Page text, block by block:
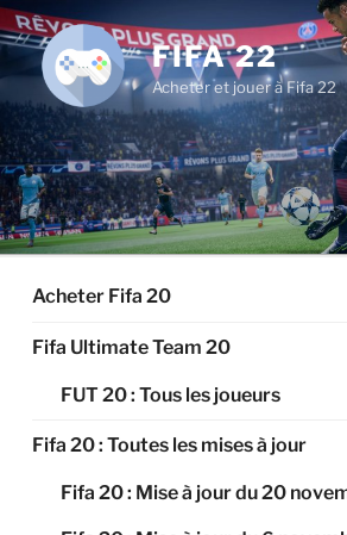
Aller
au
contenu
principal
FIFA 22
Acheter et jouer à Fifa 22
Acheter Fifa 20
Fifa Ultimate Team 20
FUT 20 : Tous les joueurs
Fifa 20 : Toutes les mises à jour
Fifa 20 : Mise à jour du 20